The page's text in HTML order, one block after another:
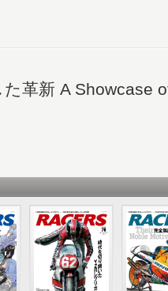
革新 A Showcase
体の進化
試行と学習の結晶
強敵の前に苦闘し
完成に丸3年かかっ
勝率5割となったフ
デトネーションカ